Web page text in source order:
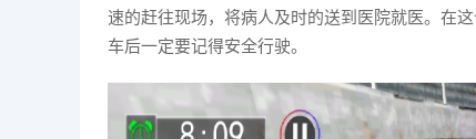
速的赶往现场，将病人及时的送到医院就医。在
车后一定要记得安全行驶。